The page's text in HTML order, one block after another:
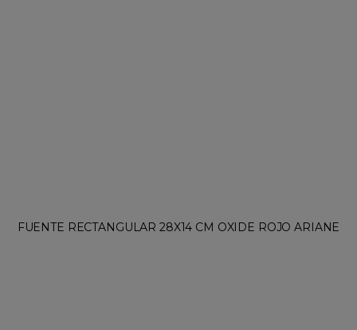
FUENTE RECTANGULAR 28X14 CM OXIDE ROJO ARIANE